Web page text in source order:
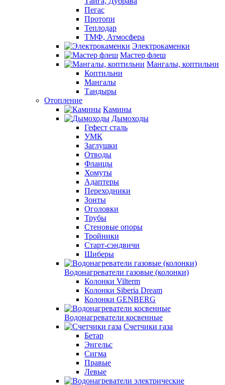
Пегас
Протопи
Теплодар
ТМФ, Атмосфера
Электрокаменки
Мастер флеш
Мангалы, коптильни
Коптильни
Мангалы
Тандыры
Отопление
Камины
Дымоходы
Гефест сталь
УМК
Заглушки
Отводы
Фланцы
Хомуты
Адаптеры
Переходники
Зонты
Оголовки
Трубы
Стеновые опоры
Тройники
Старт-сэндвичи
Шиберы
Водонагреватели газовые (колонки)
Колонки Vilterm
Колонки Siberia Dream
Колонки GENBERG
Водонагреватели косвенные
Счетчики газа
Бетар
Энгельс
Сигма
Правые
Левые